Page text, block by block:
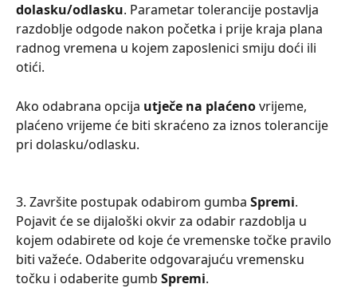
dolasku/odlasku. Parametar tolerancije postavlja
razdoblje odgode nakon početka i prije kraja plana
radnog vremena u kojem zaposlenici smiju doći ili
otići.
Ako odabrana opcija utječe na plaćeno vrijeme,
plaćeno vrijeme će biti skraćeno za iznos tolerancije
pri dolasku/odlasku.
3. Završite postupak odabirom gumba Spremi.
Pojavit će se dijaloški okvir za odabir razdoblja u
kojem odabirete od koje će vremenske točke pravilo
biti važeće. Odaberite odgovarajuću vremensku
točku i odaberite gumb Spremi.